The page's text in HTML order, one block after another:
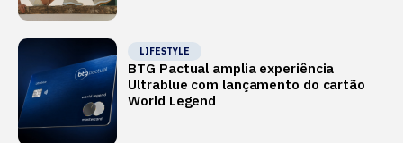
LIFESTYLE
BTG Pactual amplia experiência
Ultrablue com lançamento do cartão
World Legend